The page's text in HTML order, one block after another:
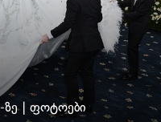
ზე | ფოტოები